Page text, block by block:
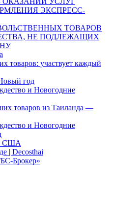
ЭКСПРЕСС-
ТОВАРОВ
НЕ ПОДЛЕЖАЩИХ
товаров: участвует каждый
год
и Новогодние
товаров из Таиланда —
и Новогодние
США
| Decosthai
Брокер»